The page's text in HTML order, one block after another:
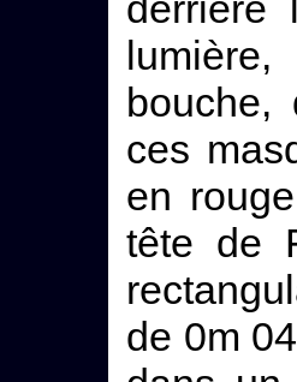
bouche,
ces
en
tête de
de 0m